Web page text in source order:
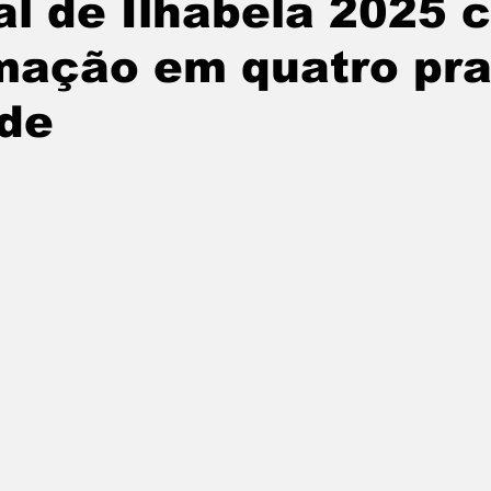
de Ilhabela 2025
em quatro